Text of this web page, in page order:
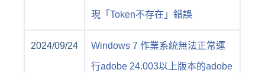
現「Token不存在」錯誤
2024/09/24 Windows 7 作業系統無法正常運
行adobe 24.003以上版本的adobe